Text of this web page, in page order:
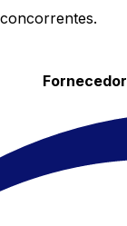
Fornecedor